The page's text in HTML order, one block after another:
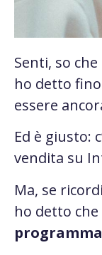
Senti, so
ho detto
essere
Ed è giusto:
vendita su
Ma, se
ho detto che